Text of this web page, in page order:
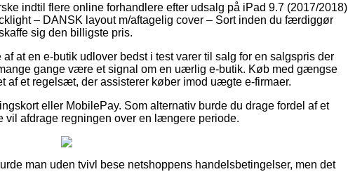
indtil flere online forhandlere efter udsalg på iPad 9.7 (2017/2018)
– DANSK layout m/aftagelig cover – Sort inden du færdiggør
sig den billigste pris.
at en e-butik udlover bedst i test varer til salg for en salgspris der
gange være et signal om en uærlig e-butik. Køb med gængse
af et regelsæt, der assisterer køber imod uægte e-firmaer.
eller MobilePay. Som alternativ burde du drage fordel af et
vil afdrage regningen over en længere periode.
man uden tvivl bese netshoppens handelsbetingelser, men det